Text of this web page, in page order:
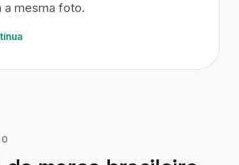
a mesma foto.